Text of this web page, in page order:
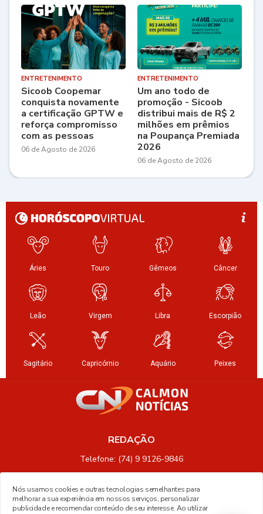
ENTRETENIMENTO
Sicoob Coopemar
conquista novamente
a certificação GPTW e
reforça compromisso
com as pessoas
06 de Agosto de 2026
ENTRETENIMENTO
Um ano todo de
promoção - Sicoob
distribui mais de R$ 2
milhões em prêmios
na Poupança Premiada
2026
06 de Agosto de 2026
REDAÇÃO
Telefone: (74) 9 9126-9846
Nós usamos cookies e outras tecnologias semelhantes para
melhorar a sua experiência em nossos serviços, personalizar
publicidade e recomendar conteúdo de seu interesse. Ao utilizar